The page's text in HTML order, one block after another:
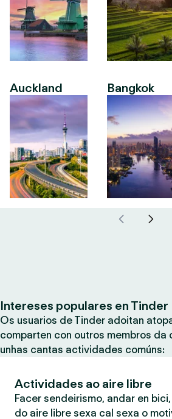
Auckland Bangkok
Intereses populares en Tinder
Os usuarios de Tinder adoitan
comparten con outros membros da
unhas cantas actividades comúns:
Actividades ao aire libre
Facer sendeirismo, andar en
do aire libre sexa cal sexa o